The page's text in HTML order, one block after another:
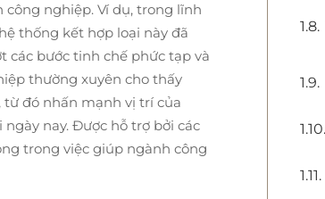
nghiệp. Ví dụ, trong lĩnh
thống kết hợp loại này đã
các bước tinh chế phức tạp và
thường xuyên cho thấy
đó nhấn mạnh vị trí của
nay. Được hỗ trợ bởi các
trong việc giúp ngành công